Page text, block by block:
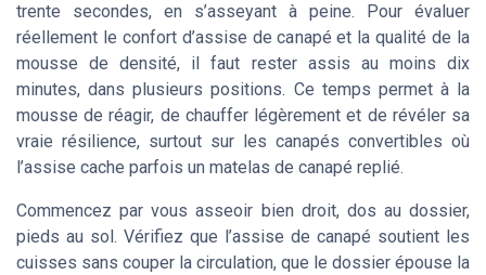
trente secondes, en s’asseyant à peine. Pour évaluer
réellement le confort d’assise de canapé et la qualité de la
mousse de densité, il faut rester assis au moins dix
minutes, dans plusieurs positions. Ce temps permet à la
mousse de réagir, de chauffer légèrement et de révéler sa
vraie résilience, surtout sur les canapés convertibles où
l’assise cache parfois un matelas de canapé replié.
Commencez par vous asseoir bien droit, dos au dossier,
pieds au sol. Vérifiez que l’assise de canapé soutient les
cuisses sans couper la circulation, que le dossier épouse la